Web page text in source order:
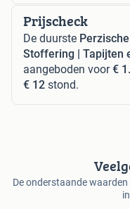
Prijscheck
De duurste
Stoffering | Tapijten
aangeboden voor€
€ 12 stond.
De onderstaande